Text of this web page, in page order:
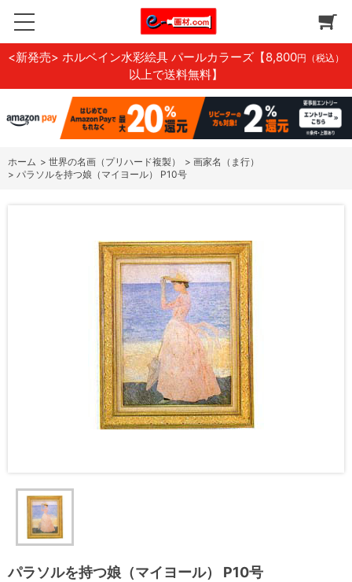
<新発売> ホルベイン水彩絵具 パールカラーズ 【8,800円（税込）
以上で送料無料】
ホーム > 世界の名画（プリハード複製） > 画家名（ま行）
> パラソルを持つ娘（マイヨール） P10号
パラソルを持つ娘（マイヨール） P10号